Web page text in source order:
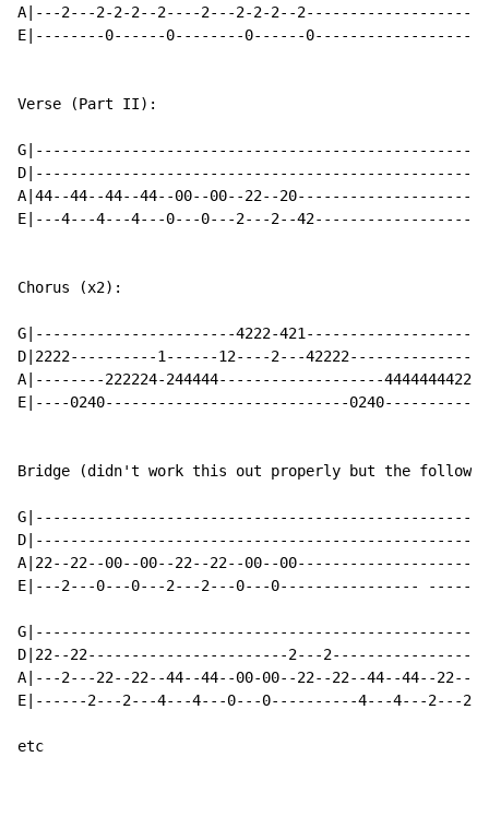
A|---2---2-2-2--2----2---2-2-2--
E|--------0------0--------0------
Verse (Part II):
A|44--44--44--44--00--00--22--
E|---4---4---4---0---0---2---2--
Chorus (x2):
G|-----------------------4222-
D|2222----------1------12----2---
A|--------222224-244444-------------------
E|----0240----------------------------
Bridge (didn't work this out properly but the
A|22--22--00--00--22--22--00--
E|---2---0---0---2---2---0---0----------------
D|22--22-----------------------2---
A|---2---22--22--44--44--00-00--22--22--44--44--22--
E|------2---2---4---4---0---0----------4---4---2---
etc